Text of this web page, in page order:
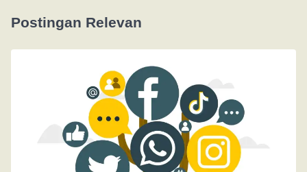
Postingan Relevan